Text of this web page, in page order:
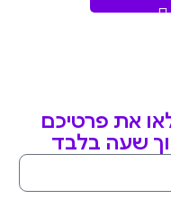
את פרטיכם
תוך שעה בלבד